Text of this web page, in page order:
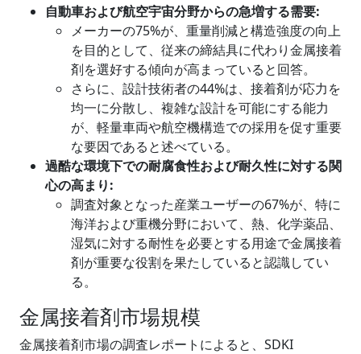
自動車および航空宇宙分野からの急増する需要:
メーカーの75%が、重量削減と構造強度の向上
を目的として、従来の締結具に代わり金属接着
剤を選好する傾向が高まっていると回答。
さらに、設計技術者の44%は、接着剤が応力を
均一に分散し、複雑な設計を可能にする能力
が、軽量車両や航空機構造での採用を促す重要
な要因であると述べている。
過酷な環境下での耐腐食性および耐久性に対する関
心の高まり:
調査対象となった産業ユーザーの67%が、特に
海洋および重機分野において、熱、化学薬品、
湿気に対する耐性を必要とする用途で金属接着
剤が重要な役割を果たしていると認識してい
る。
金属接着剤市場規模
金属接着剤市場の調査レポートによると、SDKI